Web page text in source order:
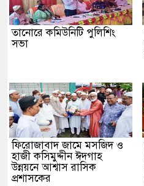
তানোরে কমিউনিটি পুলিশিং
সভা
ফিরোজাবাদ জামে মসজিদ ও
হাজী কসিমুদ্দীন ঈদগাহ
উন্নয়নে আশ্বাস রাসিক
প্রশাসকের